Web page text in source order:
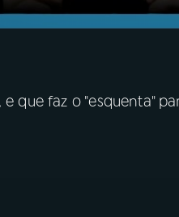
que faz o "esquenta"